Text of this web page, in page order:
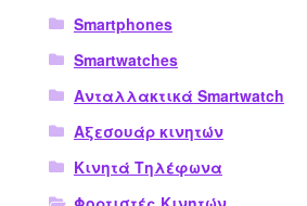
Smartphones
Smartwatches
Ανταλλακτικά Smartwatch
Αξεσουάρ κινητών
Κινητά Τηλέφωνα